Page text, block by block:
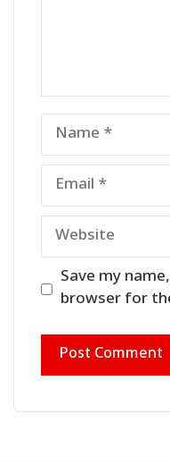
Name
Email
Website
Save my
browser for